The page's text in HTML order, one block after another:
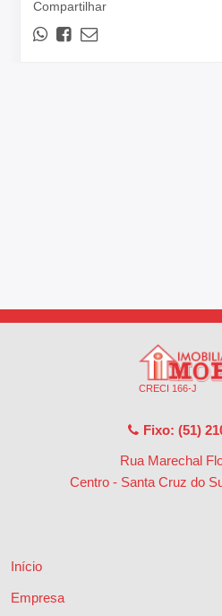
Compartilhar
CRECI 166-J
Fixo: (51)
Rua Marechal
Centro - Santa Cruz do
Início
Empresa